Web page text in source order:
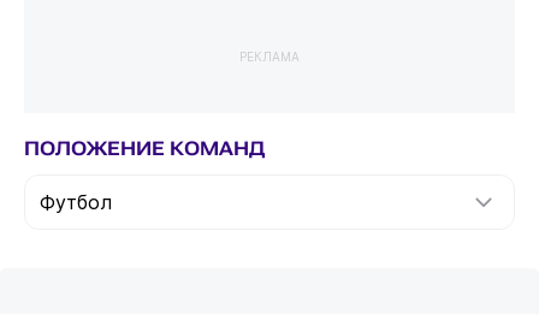
РЕКЛАМА
ПОЛОЖЕНИЕ КОМАНД
Футбол